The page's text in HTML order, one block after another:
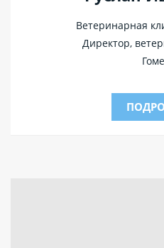
Ветеринарная
Директор,